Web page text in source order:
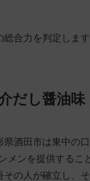
合力を判定しま
だし醤油味
酒田市は東中の
メンを提供するこ
の人が確立し、